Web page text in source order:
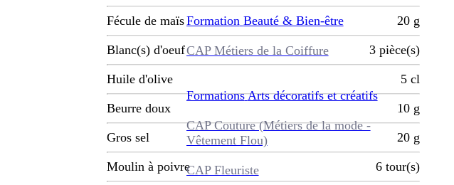
Formation Beauté & Bien-être
CAP Métiers de la Coiffure
Formations Arts décoratifs et créatifs
CAP Couture (Métiers de la mode -
Vêtement Flou)
CAP Fleuriste
Fécule de maïs 20 g
Blanc(s) d'oeuf 3 pièce(s)
Huile d'olive 5 cl
Beurre doux 10 g
Gros sel 20 g
Moulin à poivre 6 tour(s)